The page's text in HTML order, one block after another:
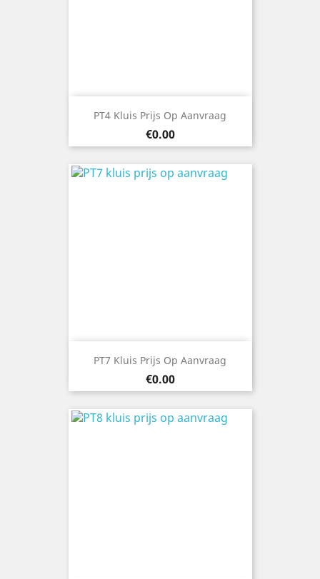
PT4 Kluis Prijs Op Aanvraag
Price
€0.00
PT7 Kluis Prijs Op Aanvraag
Price
€0.00